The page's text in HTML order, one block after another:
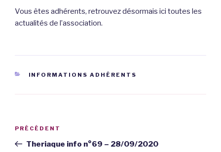
Vous êtes adhérents, retrouvez désormais ici toutes les
actualités de l’association.
CATÉGORIES
INFORMATIONS ADHÉRENTS
Navigation
Article
précédent
PRÉCÉDENT
Theriaque info n°69 – 28/09/2020